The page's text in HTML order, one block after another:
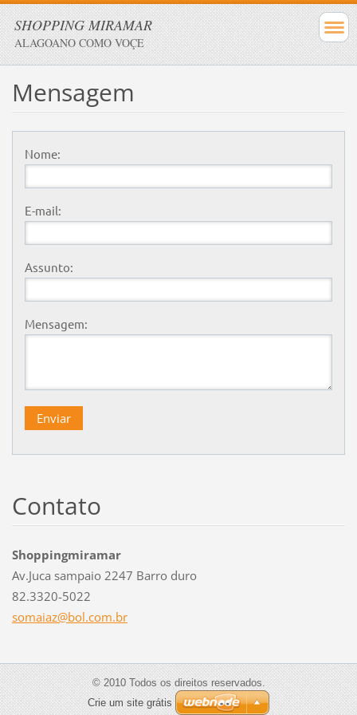
SHOPPING MIRAMAR
ALAGOANO COMO VOÇE
Mensagem
Nome:
E-mail:
Assunto:
Mensagem:
Contato
Shoppingmiramar
Av.Juca sampaio 2247 Barro duro
82.3320-5022
somaiaz@bol.com.br
© 2010 Todos os direitos reservados.
Crie um site grátis